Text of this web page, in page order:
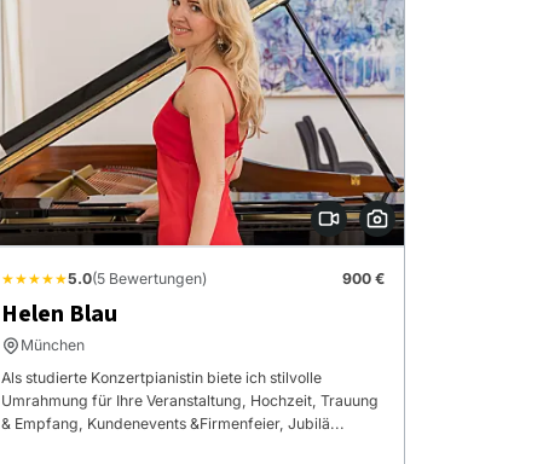
★★★★★5.0(5 Bewertungen) 900 €
Helen Blau
München
Als studierte Konzertpianistin biete ich stilvolle
Umrahmung für Ihre Veranstaltung, Hochzeit, Trauung
& Empfang, Kundenevents &Firmenfeier, Jubilä...